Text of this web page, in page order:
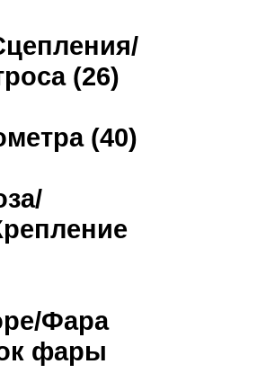
(26)
(40)
Фара
фары